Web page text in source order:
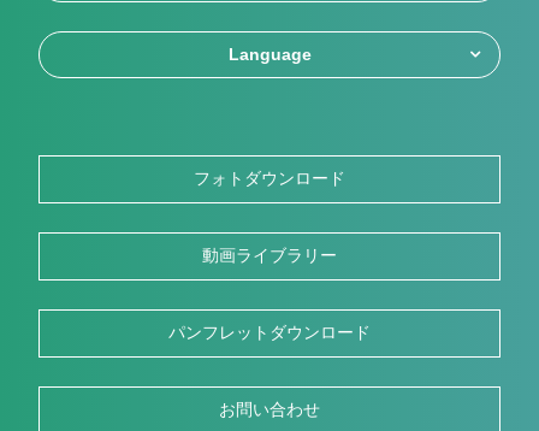
Language
フォトダウンロード
動画ライブラリー
パンフレットダウンロード
お問い合わせ